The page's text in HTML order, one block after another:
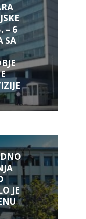
– 6
SA
JE